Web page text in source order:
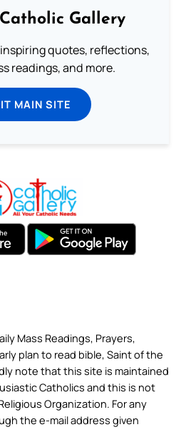
Gallery
quotes, reflections,
readings, and more.
MAIN SITE
Mass Readings, Prayers,
plan to read bible, Saint of the
note that this site is maintained
Catholics and this is not
Organization. For any
the e-mail address given